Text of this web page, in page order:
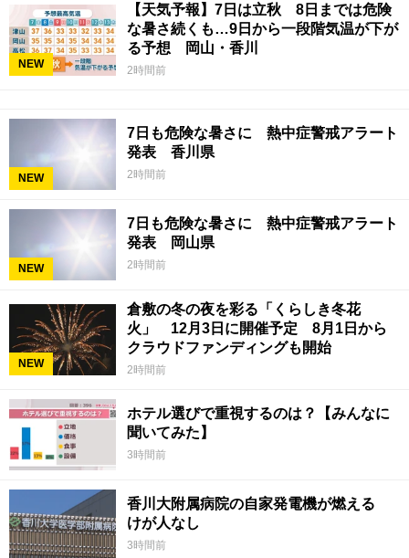
NEW
【天気予報】7日は立秋 8日までは危険
な暑さ続くも…9日から一段階気温が下が
る予想 岡山・香川
2時間前
NEW
7日も危険な暑さに 熱中症警戒アラート
発表 香川県
2時間前
NEW
7日も危険な暑さに 熱中症警戒アラート
発表 岡山県
2時間前
NEW
倉敷の冬の夜を彩る「くらしき冬花
火」 12月3日に開催予定 8月1日から
クラウドファンディングも開始
2時間前
ホテル選びで重視するのは？【みんなに
聞いてみた】
3時間前
香川大附属病院の自家発電機が燃える
けが人なし
3時間前